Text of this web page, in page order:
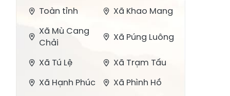
Toàn tỉnh
Xã Khao Mang
Xã Mù Cang
Chải
Xã Púng Luông
Xã Tú Lệ
Xã Trạm Tấu
Xã Hạnh Phúc
Xã Phình Hồ